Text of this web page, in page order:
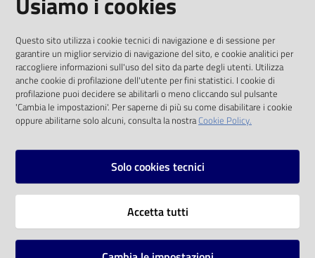
Eventi
Chiedi al
bibliotecario
Avvisi
solo alle condizioni previste dalla direttiva
comunitaria 2003/98/CE e dal d.lgs. 36/2006
SOCIAL
Instagram
Vai alla pagina
Questo sito utilizza i cookie tecnici di navigazione e di sessione per
garantire un miglior servizio di navigazione del sito, e cookie analitici per
raccogliere informazioni sull'uso del sito da parte degli utenti. Utilizza
anche cookie di profilazione dell'utente per fini statistici. I cookie di
profilazione puoi decidere se abilitarli o meno cliccando sul pulsante
'Cambia le impostazioni'. Per saperne di più su come disabilitare i cookie
oppure abilitarne solo alcuni, consulta la nostraCookie Policy.
Solo cookies tecnici
Accetta tutti